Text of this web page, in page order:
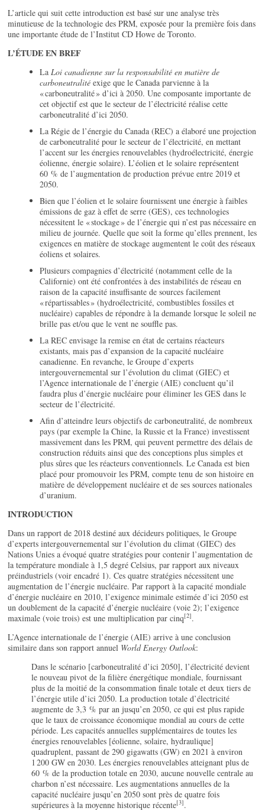
L’article qui suit cette introduction est basé sur une analyse très
minutieuse de la technologie des PRM, exposée pour la première fois dans
une importante étude de l’Institut CD Howe de Toronto.
L’ÉTUDE EN BREF
La Loi canadienne sur la responsabilité en matière de
carboneutralitéexige que le Canada parvienne à la
« carboneutralité » d’ici à 2050. Une composante importante de
cet objectif est que le secteur de l’électricité réalise cette
carboneutralité d’ici 2050.
La Régie de l’énergie du Canada (REC) a élaboré une projection
de carboneutralité pour le secteur de l’électricité, en mettant
l’accent sur les énergies renouvelables (hydroélectricité, énergie
éolienne, énergie solaire). L’éolien et le solaire représentent
60 % de l’augmentation de production prévue entre 2019 et
2050.
Bien que l’éolien et le solaire fournissent une énergie à faibles
émissions de gaz à effet de serre (GES), ces technologies
nécessitent le « stockage » de l’énergie qui n’est pas nécessaire en
milieu de journée. Quelle que soit la forme qu’elles prennent, les
exigences en matière de stockage augmentent le coût des réseaux
éoliens et solaires.
Plusieurs compagnies d’électricité (notamment celle de la
Californie) ont été confrontées à des instabilités de réseau en
raison de la capacité insuffisante de sources facilement
« répartissables » (hydroélectricité, combustibles fossiles et
nucléaire) capables de répondre à la demande lorsque le soleil ne
brille pas et/ou que le vent ne souffle pas.
La REC envisage la remise en état de certains réacteurs
existants, mais pas d’expansion de la capacité nucléaire
canadienne. En revanche, le Groupe d’experts
intergouvernemental sur l’évolution du climat (GIEC) et
l’Agence internationale de l’énergie (AIE) concluent qu’il
faudra plus d’énergie nucléaire pour éliminer les GES dans le
secteur de l’électricité.
Afin d’atteindre leurs objectifs de carboneutralité, de nombreux
pays (par exemple la Chine, la Russie et la France) investissent
massivement dans les PRM, qui peuvent permettre des délais de
construction réduits ainsi que des conceptions plus simples et
plus sûres que les réacteurs conventionnels. Le Canada est bien
placé pour promouvoir les PRM, compte tenu de son histoire en
matière de développement nucléaire et de ses sources nationales
d’uranium.
INTRODUCTION
Dans un rapport de 2018 destiné aux décideurs politiques, le Groupe
d’experts intergouvernemental sur l’évolution du climat (GIEC) des
Nations Unies a évoqué quatre stratégies pour contenir l’augmentation de
la température mondiale à 1,5 degré Celsius, par rapport aux niveaux
préindustriels (voir encadré 1). Ces quatre stratégies nécessitent une
augmentation de l’énergie nucléaire. Par rapport à la capacité mondiale
d’énergie nucléaire en 2010, l’exigence minimale estimée d’ici 2050 est
un doublement de la capacité d’énergie nucléaire (voie 2); l’exigence
maximale (voie trois) est une multiplication par cinq[2].
L’Agence internationale de l’énergie (AIE) arrive à une conclusion
similaire dans son rapport annuel World Energy Outlook:
Dans le scénario [carboneutralité d’ici 2050], l’électricité devient
le nouveau pivot de la filière énergétique mondiale, fournissant
plus de la moitié de la consommation finale totale et deux tiers de
l’énergie utile d’ici 2050. La production totale d’électricité
augmente de 3,3 % par an jusqu’en 2050, ce qui est plus rapide
que le taux de croissance économique mondial au cours de cette
période. Les capacités annuelles supplémentaires de toutes les
énergies renouvelables [éolienne, solaire, hydraulique]
quadruplent, passant de 290 gigawatts (GW) en 2021 à environ
1 200 GW en 2030. Les énergies renouvelables atteignant plus de
60 % de la production totale en 2030, aucune nouvelle centrale au
charbon n’est nécessaire. Les augmentations annuelles de la
capacité nucléaire jusqu’en 2050 sont près de quatre fois
supérieures à la moyenne historique récente[3].